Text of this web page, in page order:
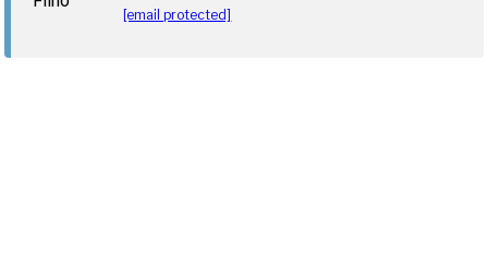
[email protected]